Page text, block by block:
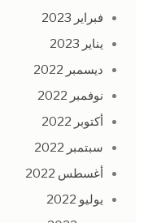
فبراير 2023
يناير 2023
ديسمبر 2022
نوفمبر 2022
أكتوبر 2022
سبتمبر 2022
أغسطس 2022
يوليو 2022